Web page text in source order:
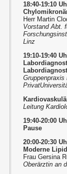
18:40-19:10
Herr Martin
Vorstand Abt.
Linz
19:10-19:40
Leitung
19:40-20:00
Pause
20:00-20:30
Moderne
Frau Gersina
Oberärztin an